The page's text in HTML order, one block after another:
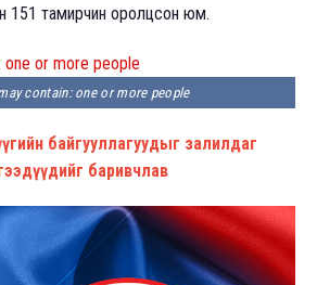
151 тамирчин оролцсон юм.
contain: one or more people
байгууллагуудыг залилдаг
баривчлав